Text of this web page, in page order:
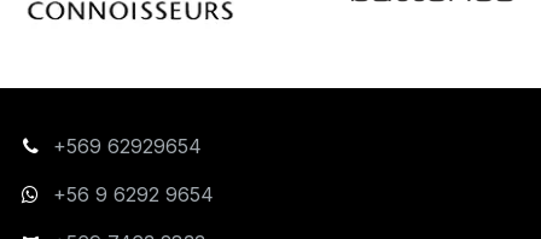
+569 62929654
+56 9 6292 9654